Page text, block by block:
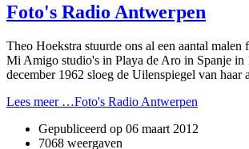
Foto's Radio Antwerpen
Theo Hoekstra stuurde ons al een aantal
Mi Amigo studio's in Playa de Aro in Spanje in
december 1962 sloeg de Uilenspiegel van
Lees meer …Foto's Radio Antwerpen
Gepubliceerd op 06 maart 2012
7068 weergaven